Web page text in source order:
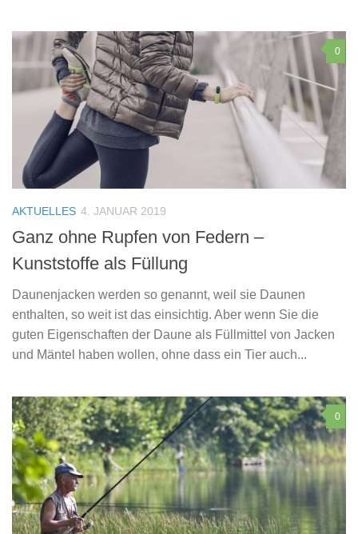
0
AKTUELLES 4. JANUAR 2019
Ganz ohne Rupfen von Federn –
Kunststoffe als Füllung
Daunenjacken werden so genannt, weil sie Daunen
enthalten, so weit ist das einsichtig. Aber wenn Sie die
guten Eigenschaften der Daune als Füllmittel von Jacken
und Mäntel haben wollen, ohne dass ein Tier auch...
0